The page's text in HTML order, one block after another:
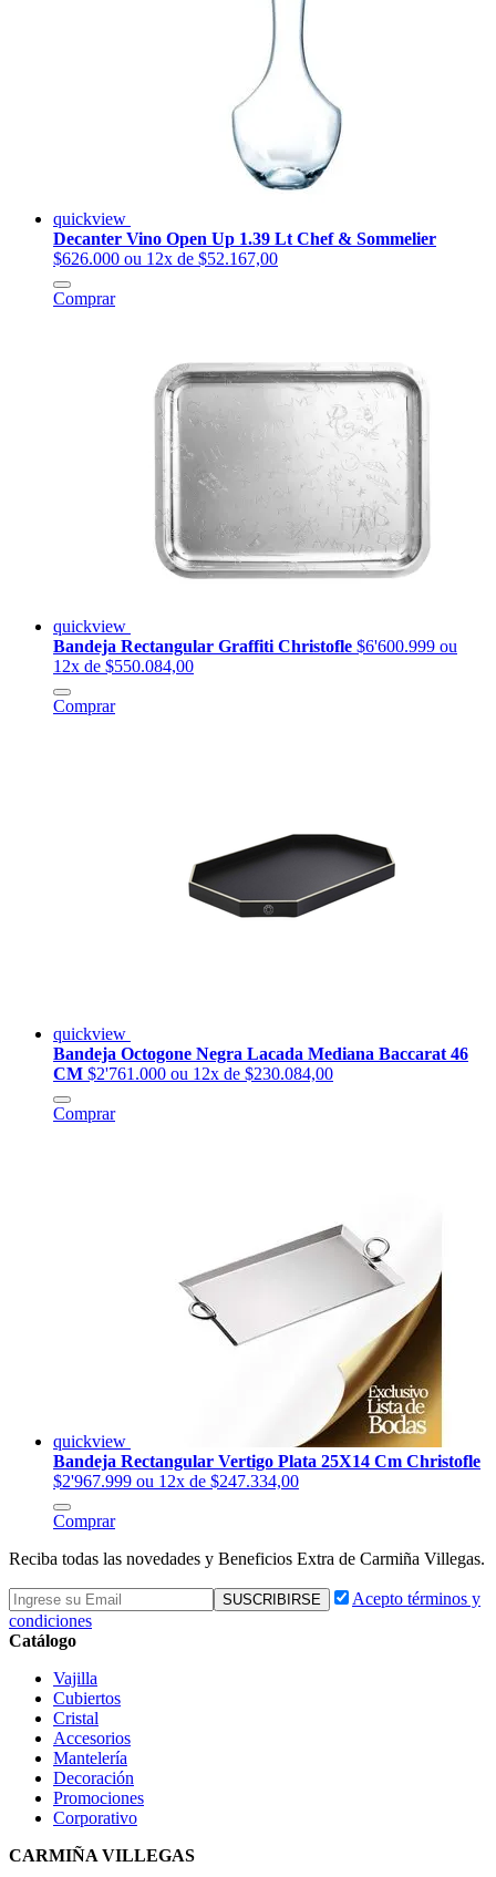
quickview
Decanter Vino Open Up 1.39 Lt Chef & Sommelier
$626.000 ou 12x de $52.167,00
Comprar
quickview
Bandeja Rectangular Graffiti Christofle $6'600.999 ou
12x de $550.084,00
Comprar
quickview
Bandeja Octogone Negra Lacada Mediana Baccarat 46
CM $2'761.000 ou 12x de $230.084,00
Comprar
quickview
Bandeja Rectangular Vertigo Plata 25X14 Cm Christofle
$2'967.999 ou 12x de $247.334,00
Comprar
Reciba todas las novedades y Beneficios Extra de Carmiña Villegas.
Acepto términos y
condiciones
Catálogo
Vajilla
Cubiertos
Cristal
Accesorios
Mantelería
Decoración
Promociones
Corporativo
CARMIÑA VILLEGAS